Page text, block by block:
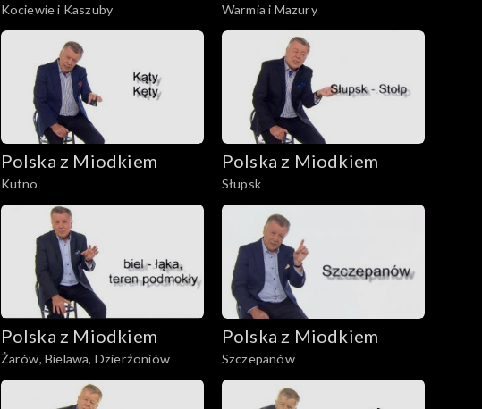
Kociewie i Kaszuby Warmia i Mazury
Polska z Miodkiem
Kutno
Polska z Miodkiem
Słupsk
Polska z Miodkiem
Żarów, Bielawa, Dzierżoniów
Polska z Miodkiem
Szczepanów